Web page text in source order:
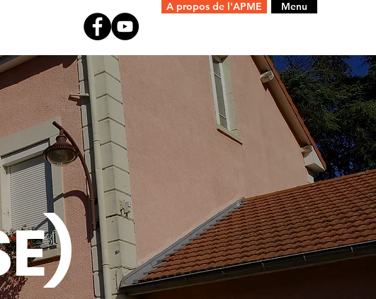
A propos de l'APME Menu